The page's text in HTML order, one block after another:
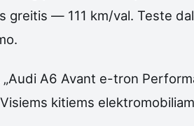
— 111 km/val. Teste
A6 Avant e-tron
kitiems